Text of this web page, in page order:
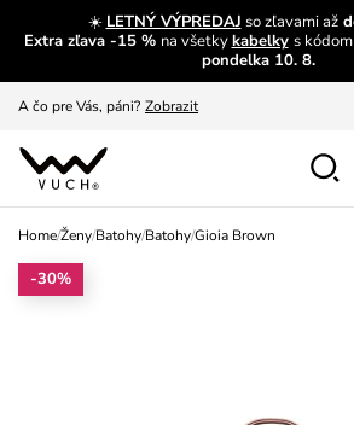
☀️ LETNÝ VÝPREDAJ so zľavami až
Extra zľava -15 % na všetkykabelky s kódom
pondelka 10. 8.
A čo sa inde nedozvieš? Prečítať viac
A čo pre Vás, páni? Zobrazit
S čím chybu neurobíš?
Výmena a vrátenie zadarmo Zobraziť
Home/Ženy/Batohy/Batohy/Gioia Brown
-30%